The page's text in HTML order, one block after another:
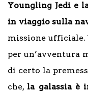
Youngling Jedi e
in viaggio sulla
missione ufficiale.
per un’avventura
di certo la
che, la galassia è